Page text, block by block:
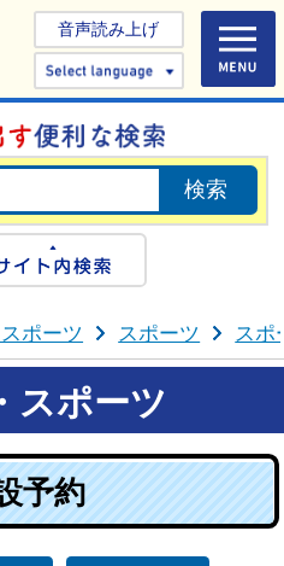
音声読み上げ
Select
検索
ポーツ スポーツ スポ
スポーツ
予約